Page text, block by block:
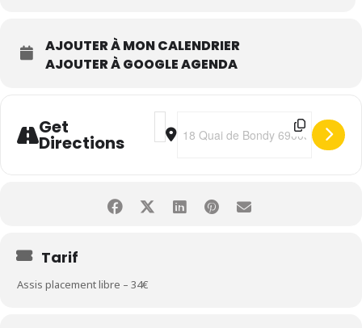
AJOUTER À MON CALENDRIER
AJOUTER À GOOGLE AGENDA
Get
Directions
Address - Monsieur Fraize
Destination Address - Monsieur
Tarif
Assis placement libre – 34€